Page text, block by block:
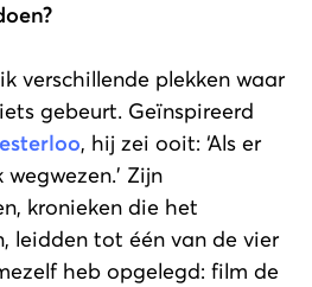
verschillende plekken waar
gebeurt. Geïnspireerd
, hij zei ooit: ‘Als er
Zijn
kronieken die het
leidden tot één van de vier
heb opgelegd: film de